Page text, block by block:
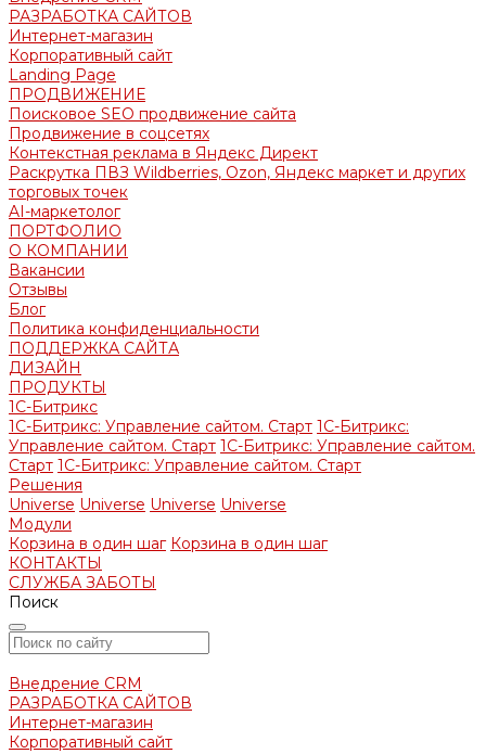
РАЗРАБОТКА САЙТОВ
Интернет-магазин
Корпоративный сайт
Landing Page
ПРОДВИЖЕНИЕ
Поисковое SEO продвижение сайта
Продвижение в соцсетях
Контекстная реклама в Яндекс Директ
Раскрутка ПВЗ Wildberries, Ozon, Яндекс маркет и других
торговых точек
AI-маркетолог
ПОРТФОЛИО
О КОМПАНИИ
Вакансии
Отзывы
Блог
Политика конфиденциальности
ПОДДЕРЖКА САЙТА
ДИЗАЙН
ПРОДУКТЫ
1С-Битрикс
1С-Битрикс: Управление сайтом. Старт 1С-Битрикс:
Управление сайтом. Старт 1С-Битрикс: Управление сайтом.
Старт 1С-Битрикс: Управление сайтом. Старт
Решения
Universe Universe Universe Universe
Модули
Корзина в один шаг Корзина в один шаг
КОНТАКТЫ
СЛУЖБА ЗАБОТЫ
Поиск
Внедрение CRM
РАЗРАБОТКА САЙТОВ
Интернет-магазин
Корпоративный сайт